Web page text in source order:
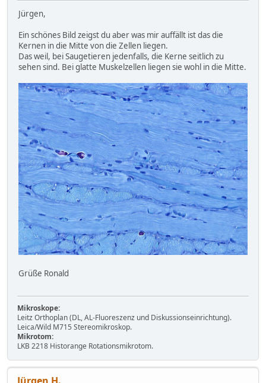
Jürgen,
Ein schönes Bild zeigst du aber was mir auffällt ist das die
Kernen in die Mitte von die Zellen liegen.
Das weil, bei Saugetieren jedenfalls, die Kerne seitlich zu
sehen sind. Bei glatte Muskelzellen liegen sie wohl in die Mitte.
Grüße Ronald
Mikroskope:
Leitz Orthoplan (DL, AL-Fluoreszenz und Diskussionseinrichtung).
Leica/Wild M715 Stereomikroskop.
Mikrotom:
LKB 2218 Historange Rotationsmikrotom.